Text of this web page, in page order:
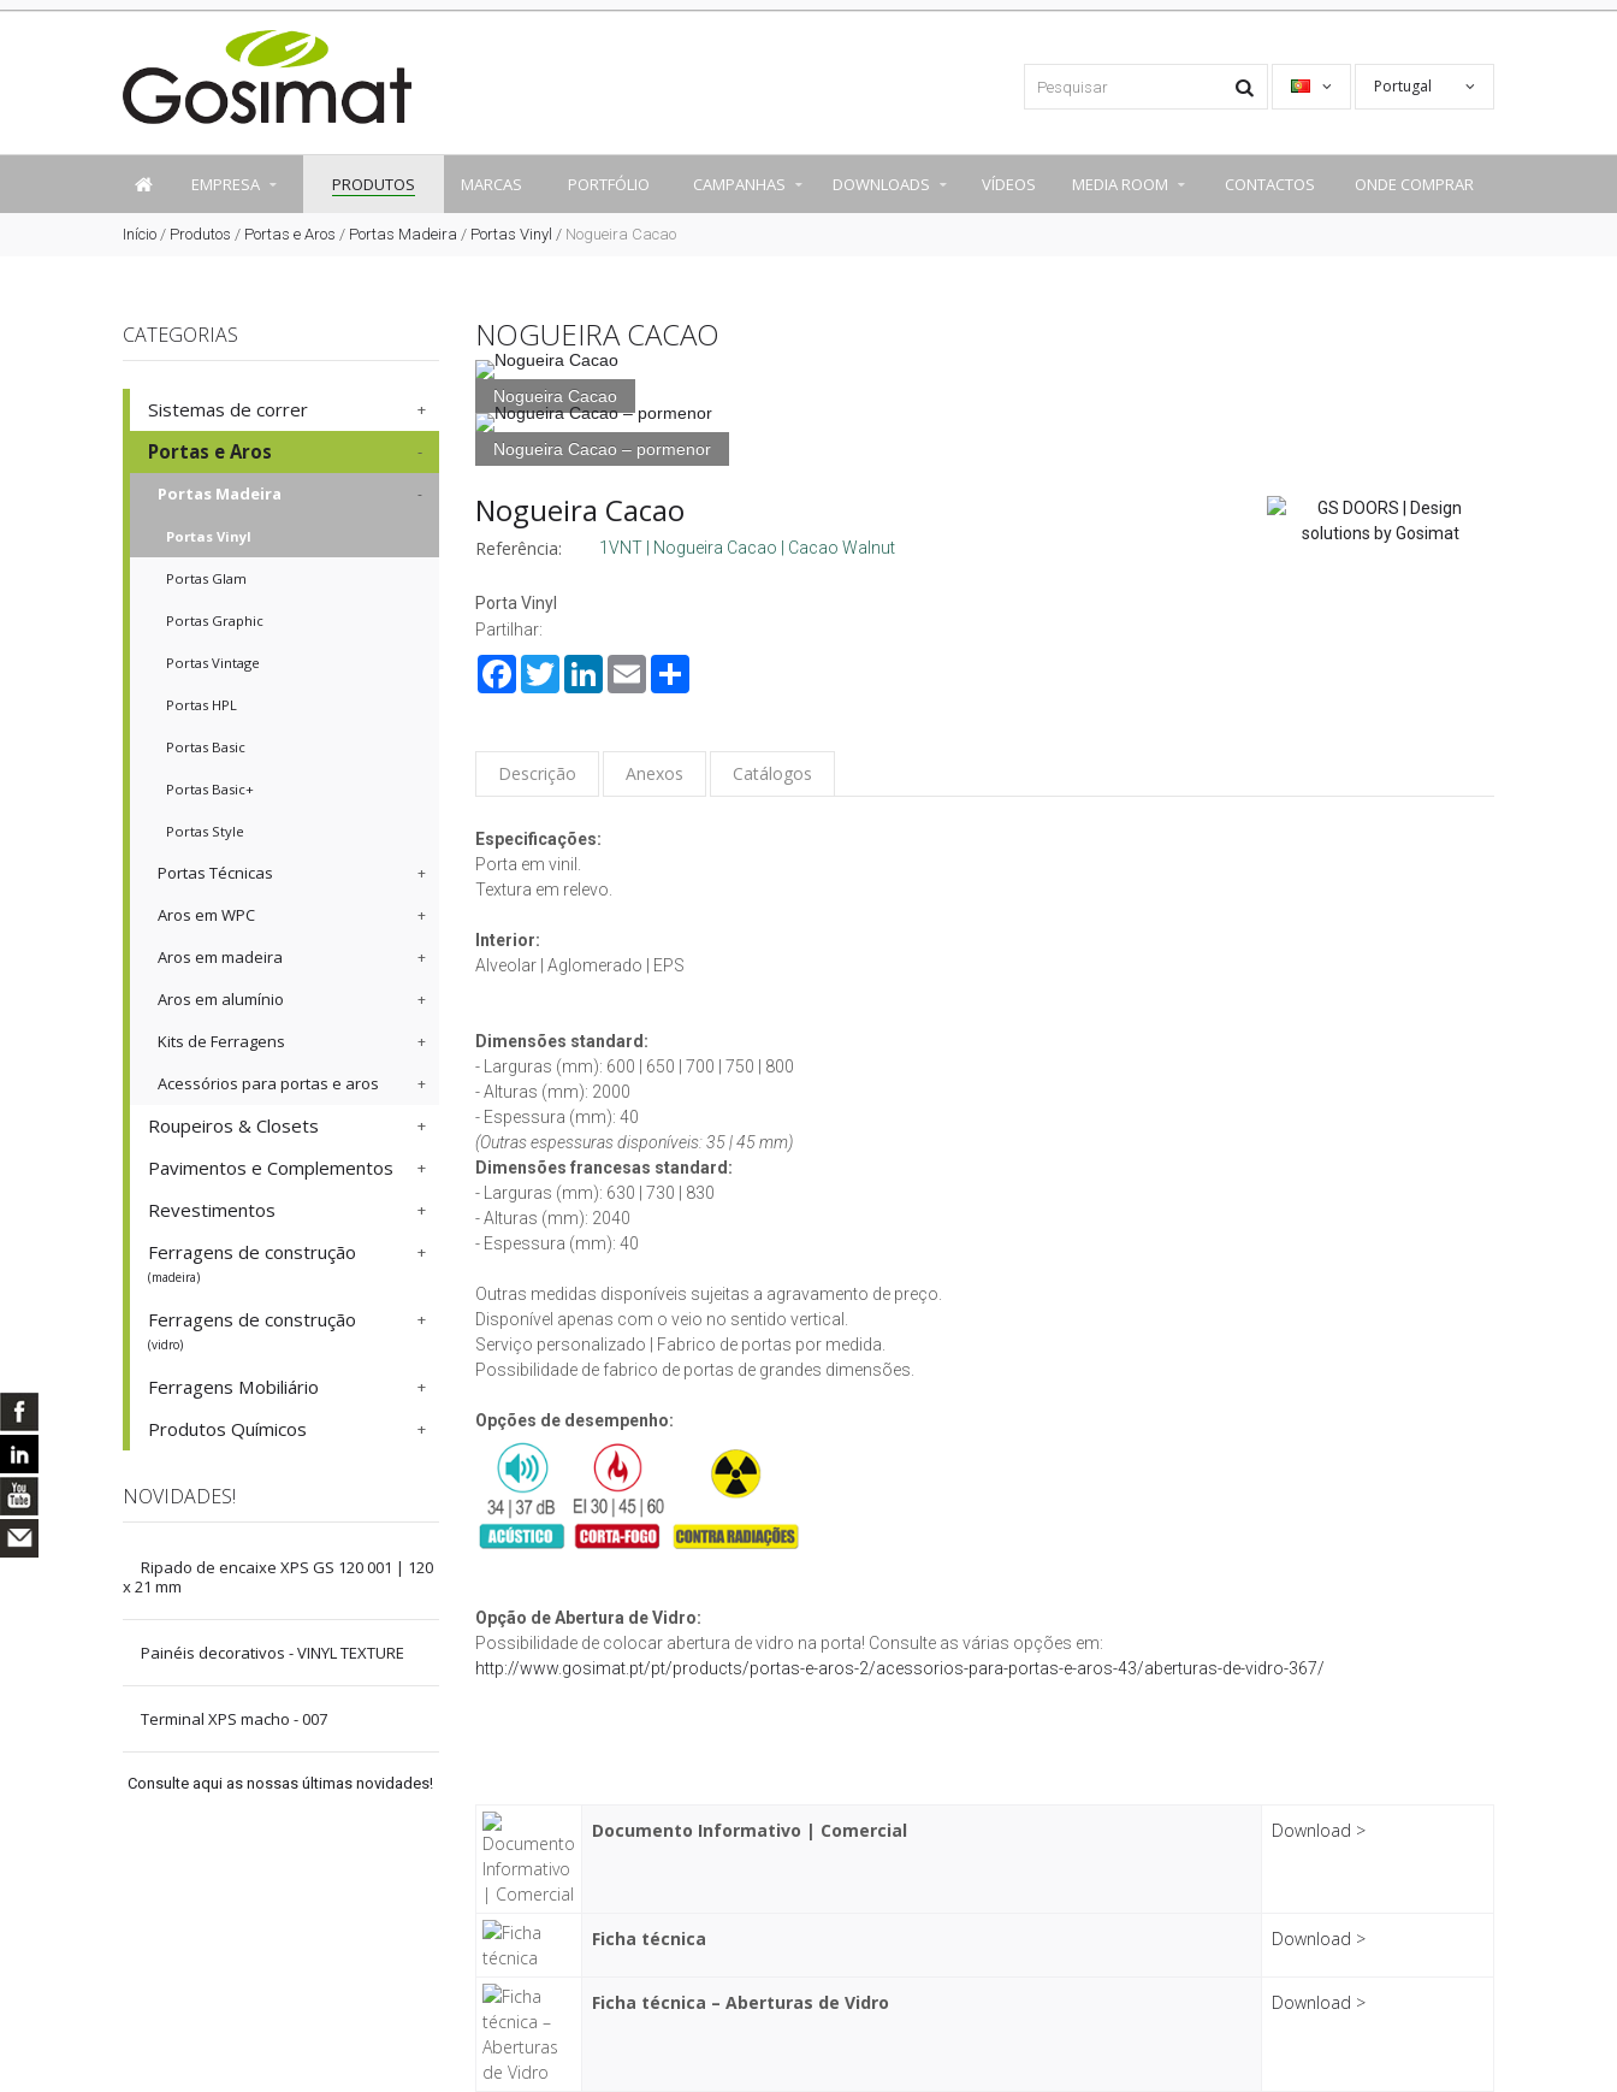
Portugal
EMPRESA PRODUTOS MARCAS PORTFÓLIO CAMPANHAS DOWNLOADS VÍDEOS MEDIA ROOM CONTACTOS ONDE COMPRAR
Início / Produtos / Portas e Aros / Portas Madeira / Portas Vinyl / Nogueira Cacao
CATEGORIAS
Sistemas de correr
Portas e Aros
Portas Madeira
Portas Vinyl
Portas Glam
Portas Graphic
Portas Vintage
Portas HPL
Portas Basic
Portas Basic+
Portas Style
Portas Técnicas
Aros em WPC
Aros em madeira
Aros em alumínio
Kits de Ferragens
Acessórios para portas e aros
Roupeiros & Closets
Pavimentos e Complementos
Revestimentos
Ferragens de construção
(madeira)
Ferragens de construção
(vidro)
Ferragens Mobiliário
Produtos Químicos
NOVIDADES!
Ripado de encaixe XPS GS 120 001 | 120
x 21 mm
Painéis decorativos - VINYL TEXTURE
Terminal XPS macho - 007
Consulte aqui as nossas últimas novidades!
NOGUEIRA CACAO
Nogueira Cacao
Nogueira Cacao – pormenor
Nogueira Cacao
Referência: 1VNT | Nogueira Cacao | Cacao Walnut
Porta Vinyl
Partilhar:
FacebookTwitterLinkedInEmail Share
Descrição Anexos Catálogos
Especificações:
Porta em vinil.
Textura em relevo.
Interior:
Alveolar | Aglomerado | EPS
Dimensões standard:
- Larguras (mm): 600 | 650 | 700 | 750 | 800
- Alturas (mm): 2000
- Espessura (mm): 40
(Outras espessuras disponíveis: 35 | 45 mm)
Dimensões francesas standard :
- Larguras (mm): 630 | 730 | 830
- Alturas (mm): 2040
- Espessura (mm): 40
Outras medidas disponíveis sujeitas a agravamento de preço.
Disponível apenas com o veio no sentido vertical.
Serviço personalizado | Fabrico de portas por medida.
Possibilidade de fabrico de portas de grandes dimensões.
Opções de desempenho:
Opção de Abertura de Vidro:
Possibilidade de colocar abertura de vidro na porta! Consulte as várias opções em:
http://www.gosimat.pt/pt/products/portas-e-aros-2/acessorios-para-portas-e-aros-43/aberturas-de-vidro-367/
Documento Informativo | Comercial Download >
Ficha técnica Download >
Ficha técnica – Aberturas de Vidro Download >